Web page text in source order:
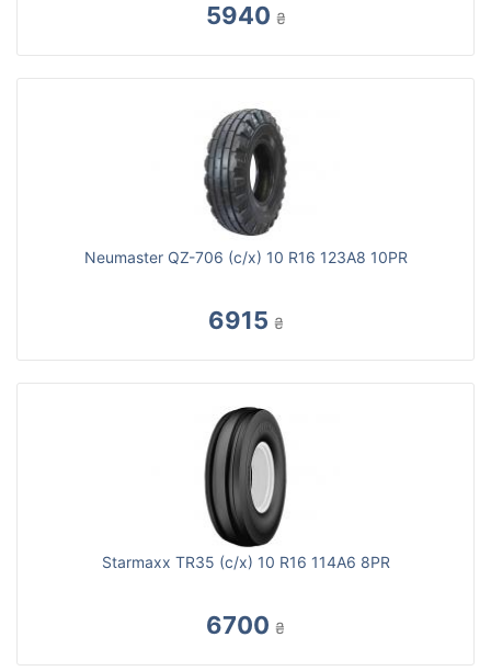
5940 ₴
Neumaster QZ-706 (с/х) 10 R16 123A8 10PR
6915 ₴
Starmaxx TR35 (с/х) 10 R16 114A6 8PR
6700 ₴